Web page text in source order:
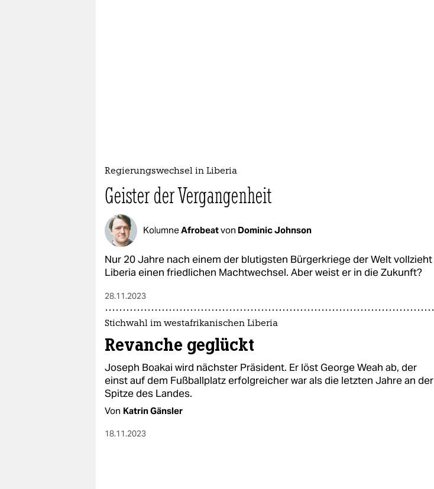
Regierungswechsel in Liberia
Geister der Vergangenheit
KolumneAfrobeatvon Dominic Johnson
Nur 20 Jahre nach einem der blutigsten Bürgerkriege der Welt vollzieht
Liberia einen friedlichen Machtwechsel. Aber weist er in die Zukunft?
28.11.2023
Stichwahl im westafrikanischen Liberia
Revanche geglückt
Joseph Boakai wird nächster Präsident. Er löst George Weah ab, der
einst auf dem Fußballplatz erfolgreicher war als die letzten Jahre an der
Spitze des Landes.
Von Katrin Gänsler
18.11.2023